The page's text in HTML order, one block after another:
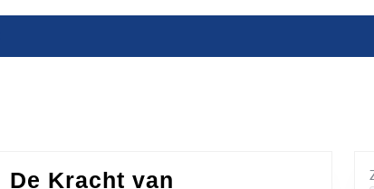
De Kracht van